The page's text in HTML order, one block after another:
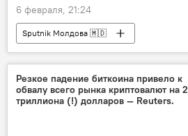
6 февраля, 21:24
Sputnik Молдова 🇲🇩
Резкое падение биткоина привело к
обвалу всего рынка криптовалют на 2
триллиона (!) долларов — Reuters.